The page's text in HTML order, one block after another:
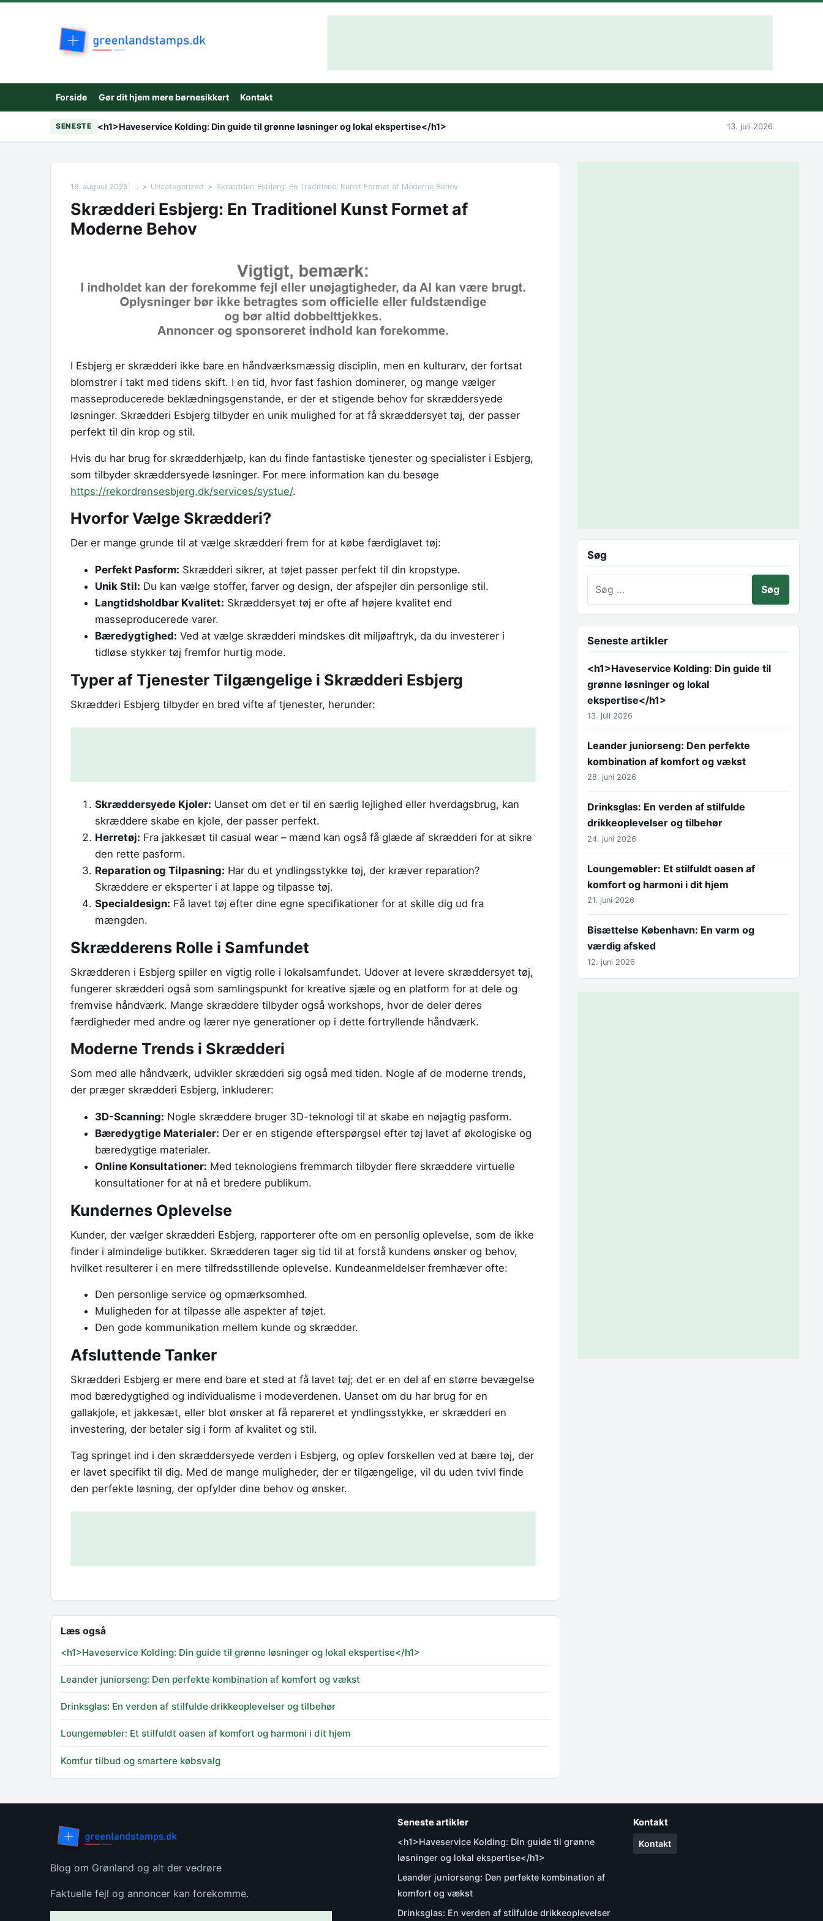
Forside Gør dit hjem mere børnesikkert Kontakt
SENESTE <h1>Haveservice Kolding: Din guide til grønne løsninger og lokal ekspertise</h1> 13. juli 2026
19. august 2025 ⌂ Uncategorized Skrædderi Esbjerg: En Traditionel Kunst Formet af Moderne Behov
Skrædderi Esbjerg: En Traditionel Kunst Formet af
Moderne Behov
I Esbjerg er skrædderi ikke bare en håndværksmæssig disciplin, men en kulturarv, der fortsat
blomstrer i takt med tidens skift. I en tid, hvor fast fashion dominerer, og mange vælger
masseproducerede beklædningsgenstande, er der et stigende behov for skræddersyede
løsninger. Skrædderi Esbjerg tilbyder en unik mulighed for at få skræddersyet tøj, der passer
perfekt til din krop og stil.
Hvis du har brug for skrædderhjælp, kan du finde fantastiske tjenester og specialister i Esbjerg,
som tilbyder skræddersyede løsninger. For mere information kan du besøge
https://rekordrensesbjerg.dk/services/systue/.
Hvorfor Vælge Skrædderi?
Der er mange grunde til at vælge skrædderi frem for at købe færdiglavet tøj:
Perfekt Pasform: Skrædderi sikrer, at tøjet passer perfekt til din kropstype.
Unik Stil: Du kan vælge stoffer, farver og design, der afspejler din personlige stil.
Langtidsholdbar Kvalitet: Skræddersyet tøj er ofte af højere kvalitet end
masseproducerede varer.
Bæredygtighed: Ved at vælge skrædderi mindskes dit miljøaftryk, da du investerer i
tidløse stykker tøj fremfor hurtig mode.
Typer af Tjenester Tilgængelige i Skrædderi Esbjerg
Skrædderi Esbjerg tilbyder en bred vifte af tjenester, herunder:
Skræddersyede Kjoler: Uanset om det er til en særlig lejlighed eller hverdagsbrug, kan
skræddere skabe en kjole, der passer perfekt.
Herretøj: Fra jakkesæt til casual wear – mænd kan også få glæde af skrædderi for at sikre
den rette pasform.
Reparation og Tilpasning: Har du et yndlingsstykke tøj, der kræver reparation?
Skræddere er eksperter i at lappe og tilpasse tøj.
Specialdesign: Få lavet tøj efter dine egne specifikationer for at skille dig ud fra
mængden.
Skrædderens Rolle i Samfundet
Skrædderen i Esbjerg spiller en vigtig rolle i lokalsamfundet. Udover at levere skræddersyet tøj,
fungerer skrædderi også som samlingspunkt for kreative sjæle og en platform for at dele og
fremvise håndværk. Mange skræddere tilbyder også workshops, hvor de deler deres
færdigheder med andre og lærer nye generationer op i dette fortryllende håndværk.
Moderne Trends i Skrædderi
Som med alle håndværk, udvikler skrædderi sig også med tiden. Nogle af de moderne trends,
der præger skrædderi Esbjerg, inkluderer:
3D-Scanning: Nogle skræddere bruger 3D-teknologi til at skabe en nøjagtig pasform.
Bæredygtige Materialer: Der er en stigende efterspørgsel efter tøj lavet af økologiske og
bæredygtige materialer.
Online Konsultationer: Med teknologiens fremmarch tilbyder flere skræddere virtuelle
konsultationer for at nå et bredere publikum.
Kundernes Oplevelse
Kunder, der vælger skrædderi Esbjerg, rapporterer ofte om en personlig oplevelse, som de ikke
finder i almindelige butikker. Skrædderen tager sig tid til at forstå kundens ønsker og behov,
hvilket resulterer i en mere tilfredsstillende oplevelse. Kundeanmeldelser fremhæver ofte:
Den personlige service og opmærksomhed.
Muligheden for at tilpasse alle aspekter af tøjet.
Den gode kommunikation mellem kunde og skrædder.
Afsluttende Tanker
Skrædderi Esbjerg er mere end bare et sted at få lavet tøj; det er en del af en større bevægelse
mod bæredygtighed og individualisme i modeverdenen. Uanset om du har brug for en
gallakjole, et jakkesæt, eller blot ønsker at få repareret et yndlingsstykke, er skrædderi en
investering, der betaler sig i form af kvalitet og stil.
Tag springet ind i den skræddersyede verden i Esbjerg, og oplev forskellen ved at bære tøj, der
er lavet specifikt til dig. Med de mange muligheder, der er tilgængelige, vil du uden tvivl finde
den perfekte løsning, der opfylder dine behov og ønsker.
Læs også
<h1>Haveservice Kolding: Din guide til grønne løsninger og lokal ekspertise</h1>
Leander juniorseng: Den perfekte kombination af komfort og vækst
Drinksglas: En verden af stilfulde drikkeoplevelser og tilbehør
Loungemøbler: Et stilfuldt oasen af komfort og harmoni i dit hjem
Komfur tilbud og smartere købsvalg
Søg
Seneste artikler
<h1>Haveservice Kolding: Din guide til
grønne løsninger og lokal
ekspertise</h1>
13. juli 2026
Leander juniorseng: Den perfekte
kombination af komfort og vækst
28. juni 2026
Drinksglas: En verden af stilfulde
drikkeoplevelser og tilbehør
24. juni 2026
Loungemøbler: Et stilfuldt oasen af
komfort og harmoni i dit hjem
21. juni 2026
Bisættelse København: En varm og
værdig afsked
12. juni 2026
Blog om Grønland og alt der vedrøre
Faktuelle fejl og annoncer kan forekomme.
Seneste artikler
<h1>Haveservice Kolding: Din guide til grønne
løsninger og lokal ekspertise</h1>
Leander juniorseng: Den perfekte kombination af
komfort og vækst
Drinksglas: En verden af stilfulde drikkeoplevelser
Kontakt
Kontakt